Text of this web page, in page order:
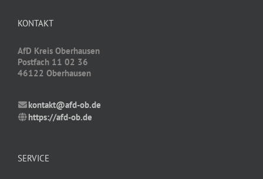
KONTAKT
AfD Kreis Oberhausen
Postfach 11 02 36
46122 Oberhausen
kontakt@afd-ob.de
https://afd-ob.de
SERVICE